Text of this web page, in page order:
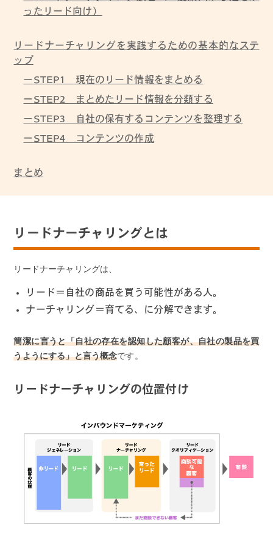
ったリード向け）
リードナーチャリングを実践するための基本的なステ
ップ
STEP1 現在のリード情報をまとめる
STEP2 まとめたリード情報を分類する
STEP3 自社の保有するコンテンツを整理する
STEP4 コンテンツの作成
まとめ
リードナーチャリングとは
リードナーチャリングは、
リード＝自社の商品を買う可能性がある人。
ナーチャリング＝育てる、に分解できます。
簡潔に言うと「自社の存在を認知した顧客が、自社の製品を買
うようにする」と言う概念です。
リードナーチャリングの位置付け